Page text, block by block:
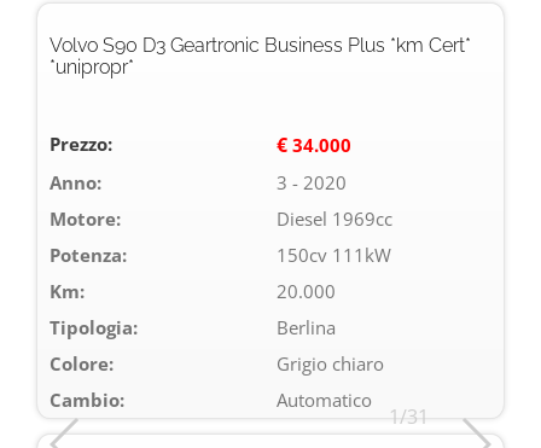
Volvo S90 D3 Geartronic Business Plus *km Cert*
*unipropr*
Prezzo: € 34.000
Anno:
3 - 2020
Motore:
Diesel 1969cc
Potenza:
150cv 111kW
Km:
20.000
Tipologia:
Berlina
Colore:
Grigio chiaro
Cambio:
Automatico
1/31